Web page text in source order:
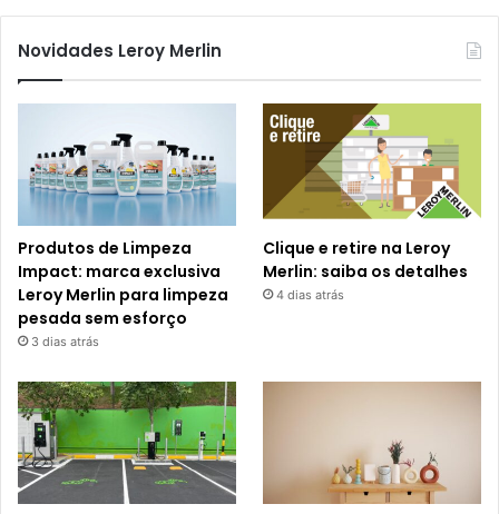
Novidades Leroy Merlin
Produtos de Limpeza
Impact: marca exclusiva
Leroy Merlin para limpeza
pesada sem esforço
3 dias atrás
Clique e retire na Leroy
Merlin: saiba os detalhes
4 dias atrás